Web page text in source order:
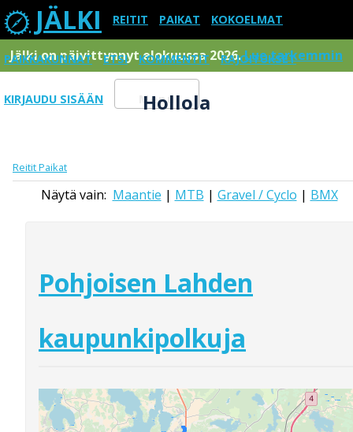
JÄLKI REITIT PAIKAT KOKOELMAT
PAIKKAKUNNAT ETSI KOMMENTIT RAJOITUKSET
KIRJAUDU SISÄÄN Menu
Jälki on päivittynnyt elokuussa 2026.Lue tarkemmin
Hollola
ReititPaikat
Näytä vain: Maantie | MTB | Gravel / Cyclo | BMX
Pohjoisen Lahden
kaupunkipolkuja